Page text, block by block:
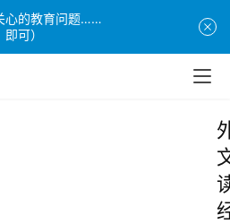
心的教育问题……
可）